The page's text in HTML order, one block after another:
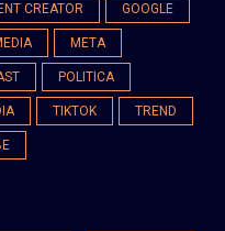
CREATOR GOOGLE
META
POLITICA
TIKTOK TREND